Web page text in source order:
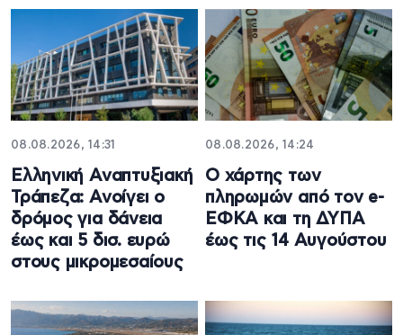
08.08.2026, 14:31
Ελληνική Αναπτυξιακή
Τράπεζα: Ανοίγει ο
δρόμος για δάνεια
έως και 5 δισ. ευρώ
στους μικρομεσαίους
08.08.2026, 14:24
Ο χάρτης των
πληρωμών από τον e-
ΕΦΚΑ και τη ΔΥΠΑ
έως τις 14 Αυγούστου